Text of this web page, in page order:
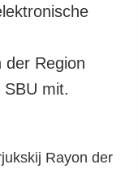
der Region
mit.
Rayon der